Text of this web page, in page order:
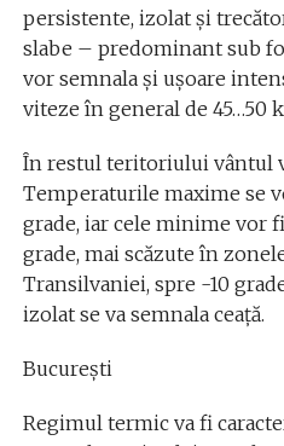
persistente, izolat și
slabe – predominant sub
vor semnala și ușoare
viteze în general de 45…50
În restul teritoriului vântul
Temperaturile maxime se
grade, iar cele minime vor
grade, mai scăzute în
Transilvaniei, spre -10
izolat se va semnala ceață.
București
Regimul termic va fi